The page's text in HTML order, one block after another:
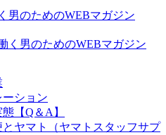
男のためのWEBマガジン
ション
【Q＆A】
ヤマト（ヤマトスタッフサプ